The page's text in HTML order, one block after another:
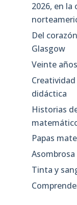
2026, en la
Del
Glasgow
Veinte
didáctica
Historias
Papas
Asombrosa
Tinta y